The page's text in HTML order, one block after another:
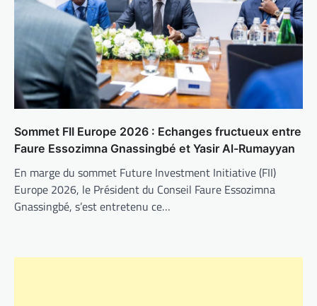
Sommet FII Europe 2026 : Echanges fructueux entre
Faure Essozimna Gnassingbé et Yasir Al-Rumayyan
En marge du sommet Future Investment Initiative (FII)
Europe 2026, le Président du Conseil Faure Essozimna
Gnassingbé, s’est entretenu ce…